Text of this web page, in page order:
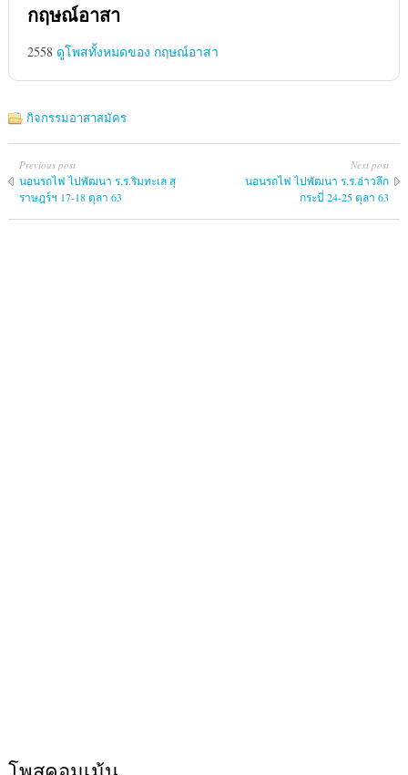
กฤษณ์อาสา
2558 ดูโพสทั้งหมดของ กฤษณ์อาสา
กิจกรรมอาสาสมัคร
Previous post
นอนรถไฟ ไปพัฒนา ร.ร.ริมทะเล สุ
ราษฎร์ฯ 17-18 ตุลา 63
Next post
นอนรถไฟ ไปพัฒนา ร.ร.อ่าวลึก
กระบี่ 24-25 ตุลา 63